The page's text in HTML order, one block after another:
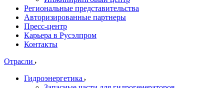
Региональные представительства
Авторизированные партнеры
Пресс-центр
Карьера в Русэлпром
Контакты
Отрасли
Гидроэнергетика